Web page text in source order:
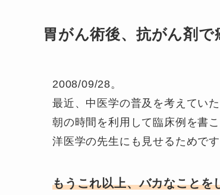
胃がん術後、抗がん剤
2008/09/28。
最近、中医学の普及を考えてい
朝の時間を利用して臨床例を書
洋医学の先生にも見せるためです
もうこれ以上、バカなことを